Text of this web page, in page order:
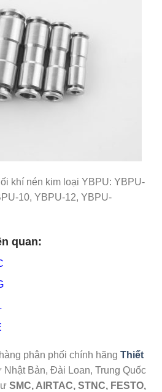
khí nén kim loại YBPU: YBPU-
10, YBPU-12, YBPU-
quan:
phân phối chính hãng Thiết
Nhật Bản, Đài Loan, Trung Quốc
SMC, AIRTAC, STNC, FESTO,